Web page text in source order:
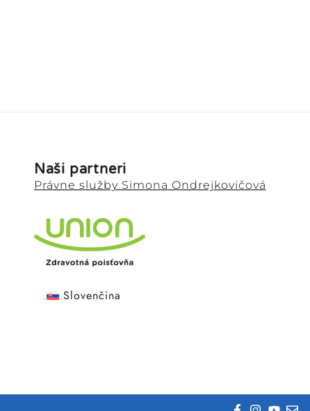
Naši partneri
Právne služby Simona Ondrejkovičová
Slovenčina